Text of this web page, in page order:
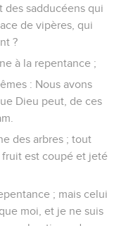
des sadducéens qui
de vipères, qui
?
à la repentance ;
: Nous avons
Dieu peut, de ces
des arbres ; tout
est coupé et jeté
; mais celui
moi, et je ne suis